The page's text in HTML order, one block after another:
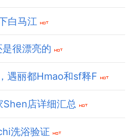
白马江
是很漂亮的
遇丽都Hmao和sf释F
Shen店详细汇总
洗浴验证